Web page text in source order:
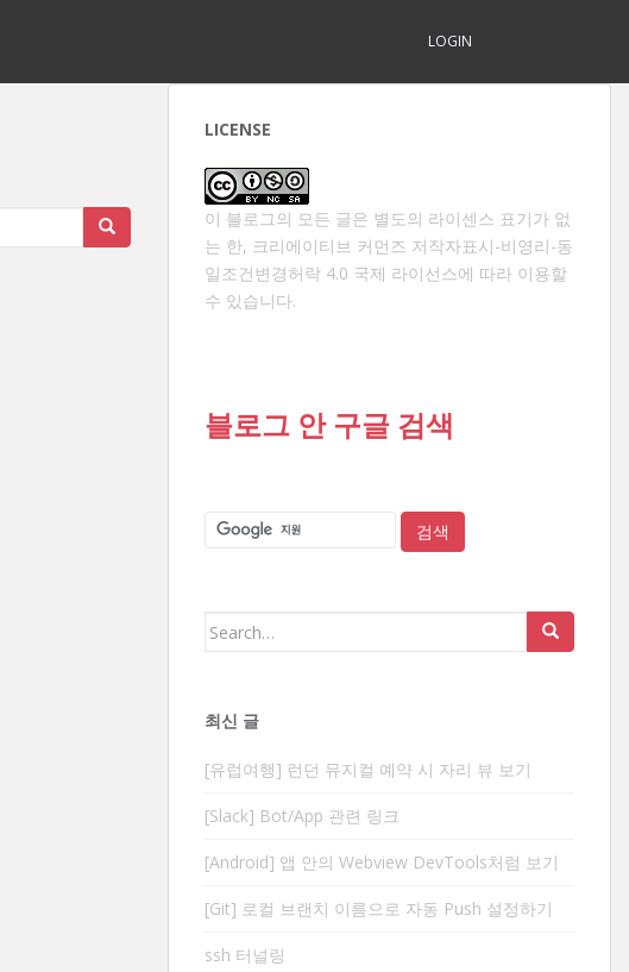
LOGIN
LICENSE
이 블로그의 모든 글은 별도의 라이센스 표기가 없
는 한, 크리에이티브 커먼즈 저작자표시-비영리-동
일조건변경허락 4.0 국제 라이선스에 따라 이용할
수 있습니다.
블로그 안 구글 검색
Search
최신 글
[유럽여행] 런던 뮤지컬 예약 시 자리 뷰 보기
[Slack] Bot/App 관련 링크
[Android] 앱 안의 Webview DevTools처럼 보기
[Git] 로컬 브랜치 이름으로 자동 Push 설정하기
ssh 터널링